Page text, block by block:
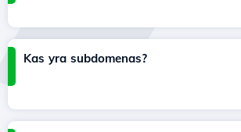
Kas yra subdomenas?